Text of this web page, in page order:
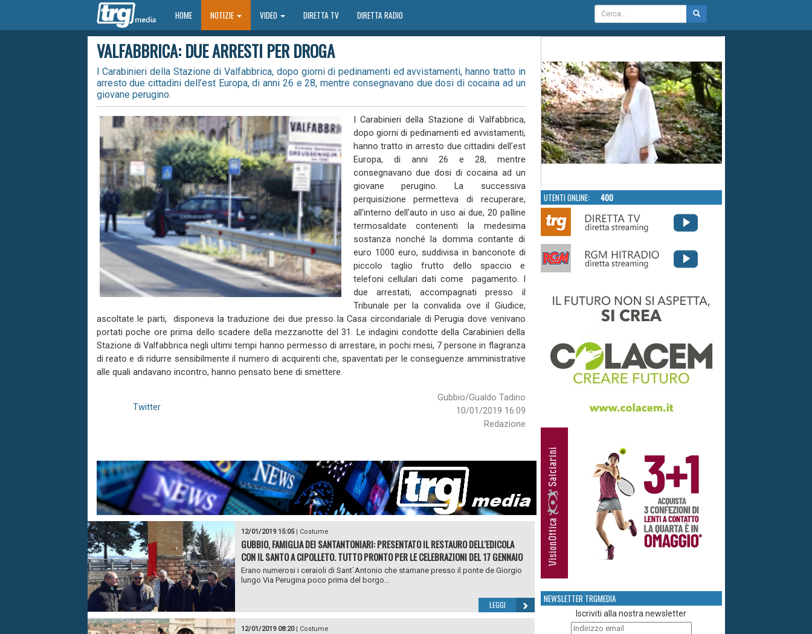
HOMEHOME NOTIZIE VIDEO DIRETTA TV DIRETTA RADIO
VALFABBRICA: DUE ARRESTI PER DROGA
I Carabinieri della Stazione di Valfabbrica, dopo giorni di pedinamenti ed avvistamenti, hanno tratto in
arresto due cittadini dell’est Europa, di anni 26 e 28, mentre consegnavano due dosi di cocaina ad un
giovane perugino.
I Carabinieri della Stazione di Valfabbrica,
dopo giorni di pedinamenti ed avvistamenti,
hanno tratto in arresto due cittadini dell’est
Europa, di anni 26 e 28, mentre
consegnavano due dosi di cocaina ad un
giovane perugino. La successiva
perquisizione permetteva di recuperare,
all’interno dell’auto in uso ai due, 20 palline
termosaldate contenenti la medesima
sostanza nonché la domma contante di
euro 1000 euro, suddivisa in banconote di
piccolo taglio frutto dello spaccio e
telefoni cellulari dati come pagamento. I
due arrestati, accompagnati presso il
Tribunale per la convalida ove il Giudice,
ascoltate le parti, disponeva la traduzione dei due presso la Casa circondariale di Perugia dove venivano
portati poche ore prima dello scadere della mezzanotte del 31. Le indagini condotte della Carabinieri della
Stazione di Valfabbrica negli ultimi tempi hanno permesso di arrestare, in pochi mesi, 7 persone in flagranza
di reato e di ridurre sensibilmente il numero di acquirenti che, spaventati per le conseguenze amministrative
alle quali andavano incontro, hanno pensato bene di smettere.
Gubbio/Gualdo Tadino
10/01/2019 16:09
Redazione
Twitter
12/01/2019 15:05| Costume
GUBBIO, FAMIGLIA DEI SANTANTONIARI: PRESENTATO IL RESTAURO DELL'EDICOLA
CON IL SANTO A CIPOLLETO. TUTTO PRONTO PER LE CELEBRAZIONI DEL 17 GENNAIO
Erano numerosi i ceraioli di Sant`Antonio che stamane presso il ponte de Giorgio
lungo Via Perugina poco prima del borgo...
LEGGI
12/01/2019 08:20| Costume
UTENTI ONLINE: 400
NEWSLETTER TRGMEDIA
Iscriviti alla nostra newsletter